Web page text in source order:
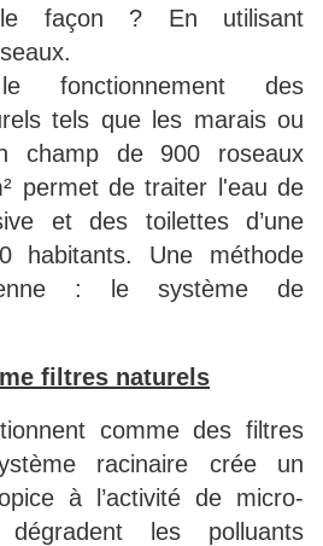
façon ? En utilisant
fonctionnement des
tels que les marais ou
champ de 900 roseaux
permet de traiter l'eau de
et des toilettes d’une
habitants. Une méthode
: le système de
filtres naturels
comme des filtres
racinaire crée un
à l’activité de micro-
les polluants